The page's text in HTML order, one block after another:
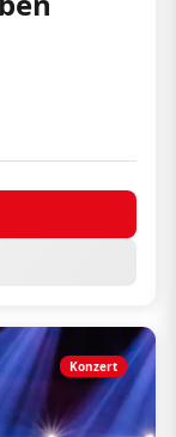
Konzert